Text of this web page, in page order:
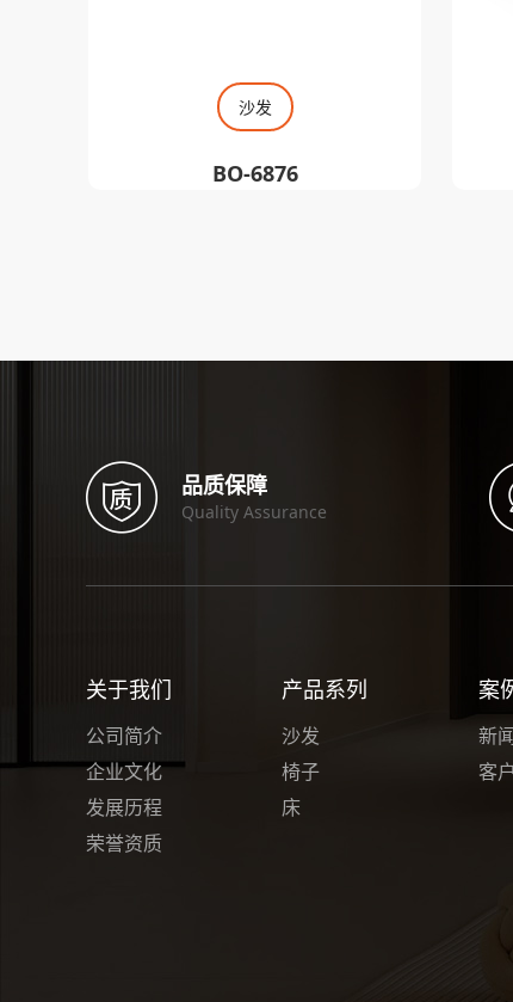
沙发
BO-6876
品质保障
Quality Assurance
关于我们
公司简介
企业文化
发展历程
荣誉资质
产品系列
沙发
椅子
床
案
新
客